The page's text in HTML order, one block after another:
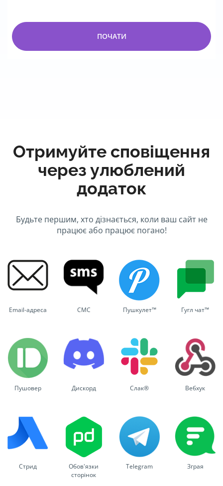
ПОЧАТИ
Отримуйте сповіщення
через улюблений
додаток
Будьте першим, хто дізнається, коли ваш сайт не
працює або працює погано!
Email-адреса СМС Пушкулет™ Гугл чат™
Пушовер Дискорд Слак® Вебхук
Стрид
Обов'язки
сторінок
Telegram Зграя